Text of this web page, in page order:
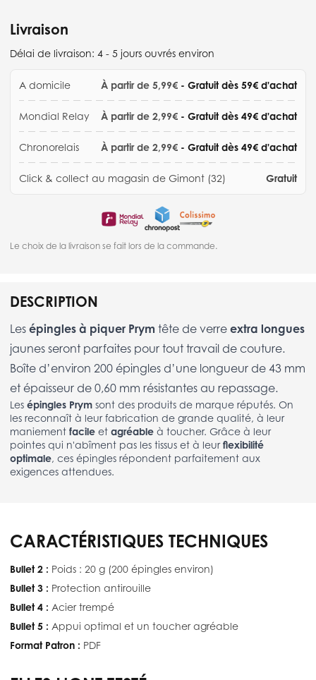
Livraison
Délai de livraison: 4 - 5 jours ouvrés environ
A domicile À partir de 5,99€ - Gratuit dès 59€ d'achat
Mondial Relay À partir de 2,99€ - Gratuit dès 49€ d'achat
Chronorelais À partir de 2,99€ - Gratuit dès 49€ d'achat
Click & collect au magasin de Gimont (32) Gratuit
Le choix de la livraison se fait lors de la commande.
DESCRIPTION
Les épingles à piquer Prym tête de verre extra longues
jaunes seront parfaites pour tout travail de couture.
Boîte d’environ 200 épingles d’une longueur de 43 mm
et épaisseur de 0,60 mm résistantes au repassage.
Les épingles Prym sont des produits de marque réputés. On
les reconnaît à leur fabrication de grande qualité, à leur
maniement facile et agréable à toucher. Grâce à leur
pointes qui n'abîment pas les tissus et à leurflexibilité
optimale, ces épingles répondent parfaitement aux
exigences attendues.
CARACTÉRISTIQUES TECHNIQUES
Bullet 2 : Poids : 20 g (200 épingles environ)
Bullet 3 : Protection antirouille
Bullet 4 : Acier trempé
Bullet 5 : Appui optimal et un toucher agréable
Format Patron : PDF